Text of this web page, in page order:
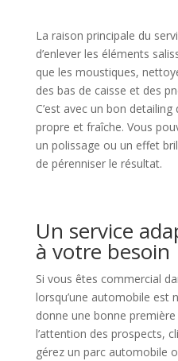
La raison principale du
d’enlever les éléments
que les moustiques,
des bas de caisse et des
C’est avec un bon
propre et fraîche. Vous
un polissage ou un effet
de pérenniser le résultat.
Un service
à votre besoin
Si vous êtes commercial
lorsqu’une automobile est
donne une bonne
l’attention des prospects,
gérez un parc automobile